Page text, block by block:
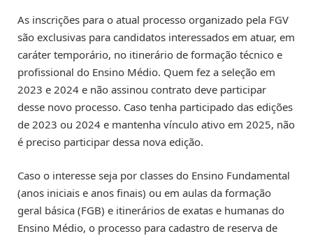
As inscrições para o atual processo organizado pela FGV
são exclusivas para candidatos interessados em atuar, em
caráter temporário, no itinerário de formação técnico e
profissional do Ensino Médio. Quem fez a seleção em
2023 e 2024 e não assinou contrato deve participar
desse novo processo. Caso tenha participado das edições
de 2023 ou 2024 e mantenha vínculo ativo em 2025, não
é preciso participar dessa nova edição.
Caso o interesse seja por classes do Ensino Fundamental
(anos iniciais e anos finais) ou em aulas da formação
geral básica (FGB) e itinerários de exatas e humanas do
Ensino Médio, o processo para cadastro de reserva de